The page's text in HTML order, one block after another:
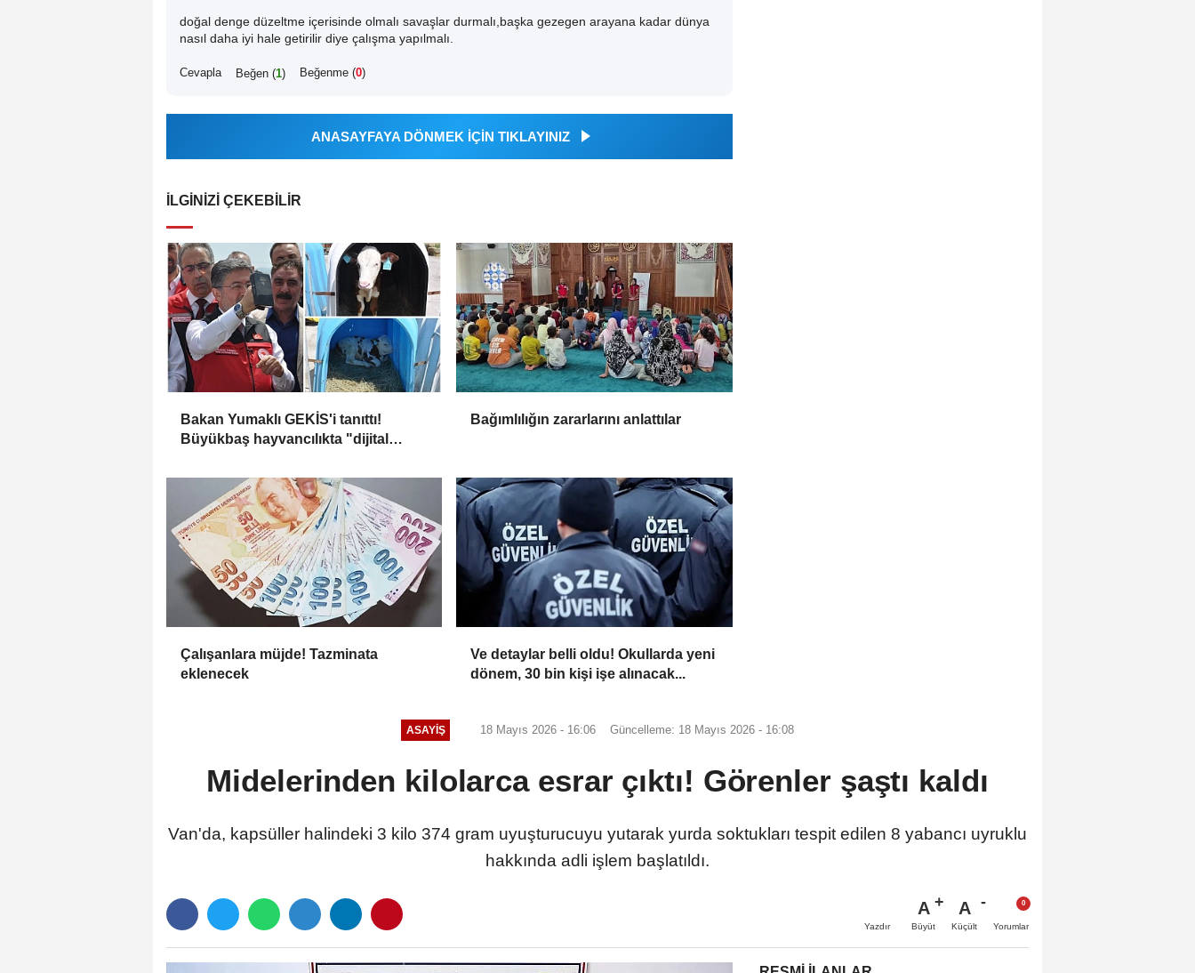
doğal denge düzeltme içerisinde olmalı savaşlar durmalı,başka gezegen arayana kadar dünya
nasıl daha iyi hale getirilir diye çalışma yapılmalı.
Cevapla Beğen (1) Beğenme (0)
ANASAYFAYA DÖNMEK İÇİN TIKLAYINIZ
İLGINIZI ÇEKEBILIR
Bakan Yumaklı GEKİS'i tanıttı!
Büyükbaş hayvancılıkta "dijital
Bağımlılığın zararlarını anlattılar
Çalışanlara müjde! Tazminata
eklenecek
Ve detaylar belli oldu! Okullarda yeni
dönem, 30 bin kişi işe alınacak...
ASAYİŞ 18 Mayıs 2026 - 16:06 Güncelleme: 18 Mayıs 2026 - 16:08
Midelerinden kilolarca esrar çıktı! Görenler şaştı kaldı
Van'da, kapsüller halindeki 3 kilo 374 gram uyuşturucuyu yutarak yurda soktukları tespit edilen 8 yabancı uyruklu
hakkında adli işlem başlatıldı.
Yazdır
A
Büyüt
A
Küçült Yorumlar